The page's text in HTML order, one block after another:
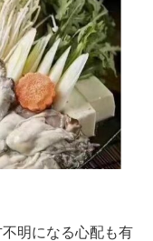
明になる心配も有